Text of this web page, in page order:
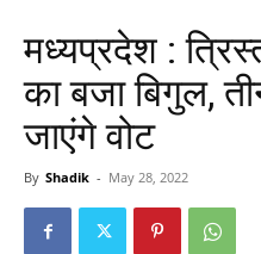
मध्यप्रदेश :
का बजा बिगुल,
जाएंगे वोट
By Shadik - May 28, 2022